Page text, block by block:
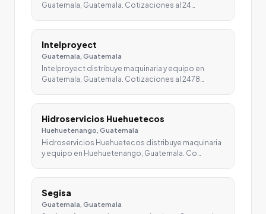
Guatemala, Guatemala. Cotizaciones al 24…
Intelproyect
Guatemala, Guatemala
Intelproyect distribuye maquinaria y equipo en
Guatemala, Guatemala. Cotizaciones al 2478…
Hidroservicios Huehuetecos
Huehuetenango, Guatemala
Hidroservicios Huehuetecos distribuye maquinaria
y equipo en Huehuetenango, Guatemala. Co…
Segisa
Guatemala, Guatemala